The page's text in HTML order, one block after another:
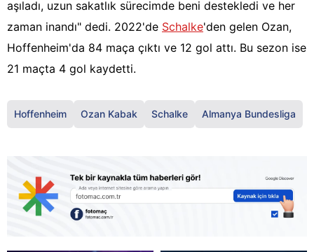
aşıladı, uzun sakatlık sürecimde beni destekledi ve her
zaman inandı" dedi. 2022'de Schalke'den gelen Ozan,
Hoffenheim'da 84 maça çıktı ve 12 gol attı. Bu sezon ise
21 maçta 4 gol kaydetti.
Hoffenheim Ozan Kabak Schalke Almanya Bundesliga